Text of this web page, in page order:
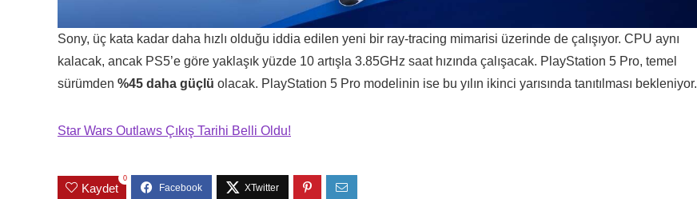
Sony, üç kata kadar daha hızlı olduğu iddia edilen yeni bir ray-tracing mimarisi üzerinde de çalışıyor. CPU aynı
kalacak, ancak PS5’e göre yaklaşık yüzde 10 artışla 3.85GHz saat hızında çalışacak. PlayStation 5 Pro, temel
sürümden %45 daha güçlü olacak. PlayStation 5 Pro modelinin ise bu yılın ikinci yarısında tanıtılması bekleniyor.
Star Wars Outlaws Çıkış Tarihi Belli Oldu!
Kaydet
0